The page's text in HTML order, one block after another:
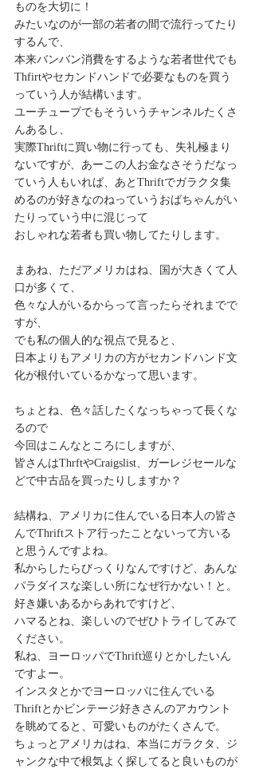
ものを大切に！
みたいなのが一部の若者の間で流行ってたり
するんで、
本来バンバン消費をするような若者世代でも
Thfirtやセカンドハンドで必要なものを買う
っていう人が結構います。
ユーチューブでもそういうチャンネルたくさ
んあるし、
実際Thriftに買い物に行っても、失礼極まり
ないですが、あーこの人お金なさそうだなっ
ていう人もいれば、あとThriftでガラクタ集
めるのが好きなのねっていうおばちゃんがい
たりっていう中に混じって
おしゃれな若者も買い物してたりします。
まあね、ただアメリカはね、国が大きくて人
口が多くて、
色々な人がいるからって言ったらそれまでで
すが、
でも私の個人的な視点で見ると、
日本よりもアメリカの方がセカンドハンド文
化が根付いているかなって思います。
ちょとね、色々話したくなっちゃって長くな
るので
今回はこんなところにしますが、
皆さんはThrftやCraigslist、ガーレジセールな
どで中古品を買ったりしますか？
結構ね、アメリカに住んでいる日本人の皆さ
んでThriftストア行ったことないって方いる
と思うんですよね。
私からしたらびっくりなんですけど、あんな
パラダイスな楽しい所になぜ行かない！と。
好き嫌いあるからあれですけど、
ハマるとね、楽しいのでぜひトライしてみて
ください。
私ね、ヨーロッパでThrift巡りとかしたいん
ですよー。
インスタとかでヨーロッパに住んでいる
Thriftとかビンテージ好きさんのアカウント
を眺めてると、可愛いものがたくさんで。
ちょっとアメリカはね、本当にガラクタ、ジ
ャンクな中で根気よく探してると良いものが